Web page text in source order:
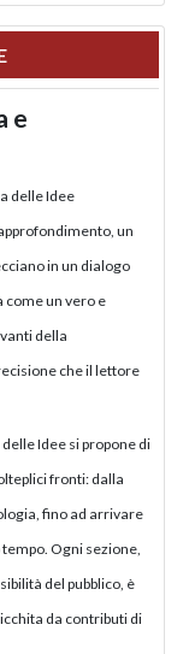
e
delle Idee
un
in un dialogo
come un vero e
della
che il lettore
Idee si propone di
fronti: dalla
fino ad arrivare
Ogni sezione,
del pubblico, è
da contributi di